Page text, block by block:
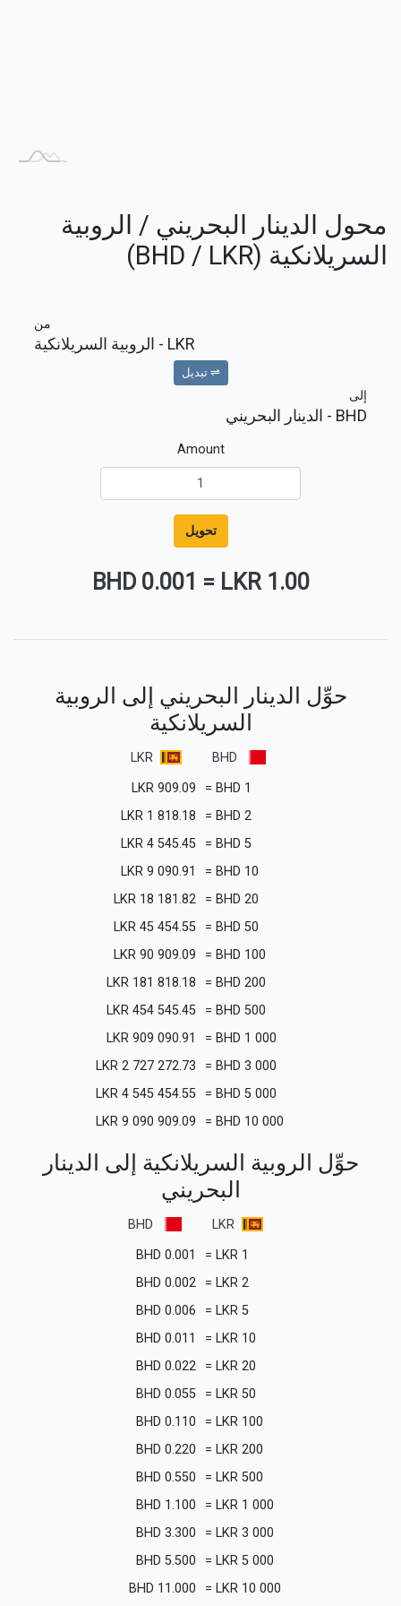
محول الدينار البحريني / الروبية
السريلانكية (BHD / LKR)
من
LKR - الروبية السريلانكية
⇌ تبديل
إلى
BHD - الدينار البحريني
Amount
تحويل
1.00 LKR
=
0.001 BHD
حوِّل الدينار البحريني إلى الروبية
السريلانكية
BHD
LKR
1
BHD
=
909.09
LKR
2
BHD
=
1 818.18
LKR
5
BHD
=
4 545.45
LKR
10
BHD
=
9 090.91
LKR
20
BHD
=
18 181.82
LKR
50
BHD
=
45 454.55
LKR
100
BHD
=
90 909.09
LKR
200
BHD
=
181 818.18
LKR
500
BHD
=
454 545.45
LKR
1 000
BHD
=
909 090.91
LKR
3 000
BHD
=
2 727 272.73
LKR
5 000
BHD
=
4 545 454.55
LKR
10 000
BHD
=
9 090 909.09
LKR
حوِّل الروبية السريلانكية إلى الدينار
البحريني
LKR
BHD
1
LKR
=
0.001
BHD
2
LKR
=
0.002
BHD
5
LKR
=
0.006
BHD
10
LKR
=
0.011
BHD
20
LKR
=
0.022
BHD
50
LKR
=
0.055
BHD
100
LKR
=
0.110
BHD
200
LKR
=
0.220
BHD
500
LKR
=
0.550
BHD
1 000
LKR
=
1.100
BHD
3 000
LKR
=
3.300
BHD
5 000
LKR
=
5.500
BHD
10 000
LKR
=
11.000
BHD